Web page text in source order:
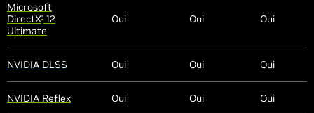
Microsoft
DirectX® 12
Ultimate
Oui Oui Oui
NVIDIA DLSS Oui Oui Oui
NVIDIA Reflex Oui Oui Oui